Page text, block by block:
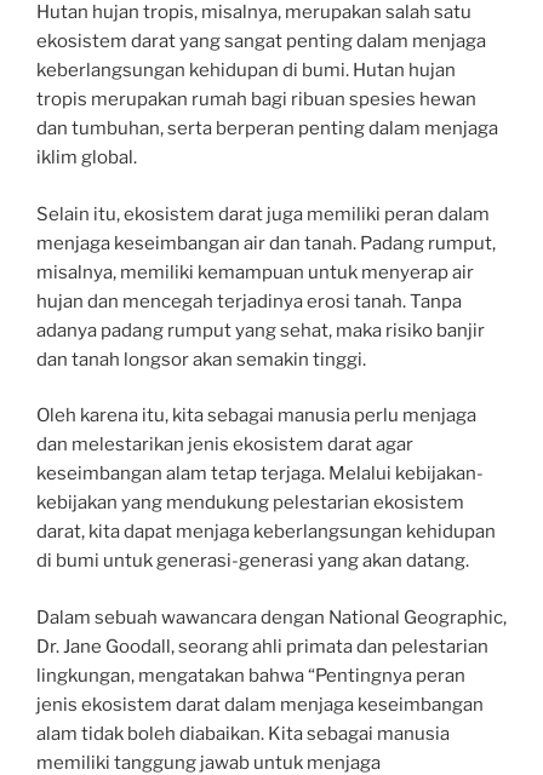
Hutan hujan tropis, misalnya, merupakan salah satu
ekosistem darat yang sangat penting dalam menjaga
keberlangsungan kehidupan di bumi. Hutan hujan
tropis merupakan rumah bagi ribuan spesies hewan
dan tumbuhan, serta berperan penting dalam menjaga
iklim global.
Selain itu, ekosistem darat juga memiliki peran dalam
menjaga keseimbangan air dan tanah. Padang rumput,
misalnya, memiliki kemampuan untuk menyerap air
hujan dan mencegah terjadinya erosi tanah. Tanpa
adanya padang rumput yang sehat, maka risiko banjir
dan tanah longsor akan semakin tinggi.
Oleh karena itu, kita sebagai manusia perlu menjaga
dan melestarikan jenis ekosistem darat agar
keseimbangan alam tetap terjaga. Melalui kebijakan-
kebijakan yang mendukung pelestarian ekosistem
darat, kita dapat menjaga keberlangsungan kehidupan
di bumi untuk generasi-generasi yang akan datang.
Dalam sebuah wawancara dengan National Geographic,
Dr. Jane Goodall, seorang ahli primata dan pelestarian
lingkungan, mengatakan bahwa “Pentingnya peran
jenis ekosistem darat dalam menjaga keseimbangan
alam tidak boleh diabaikan. Kita sebagai manusia
memiliki tanggung jawab untuk menjaga